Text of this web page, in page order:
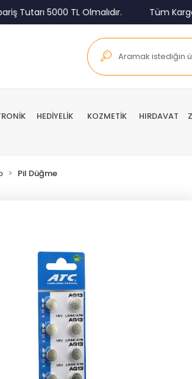
Tutarı 5000 TL Olmalıdır. Tüm
HEDİYELİK KOZMETİK HIRDAVAT
Pil Düğme